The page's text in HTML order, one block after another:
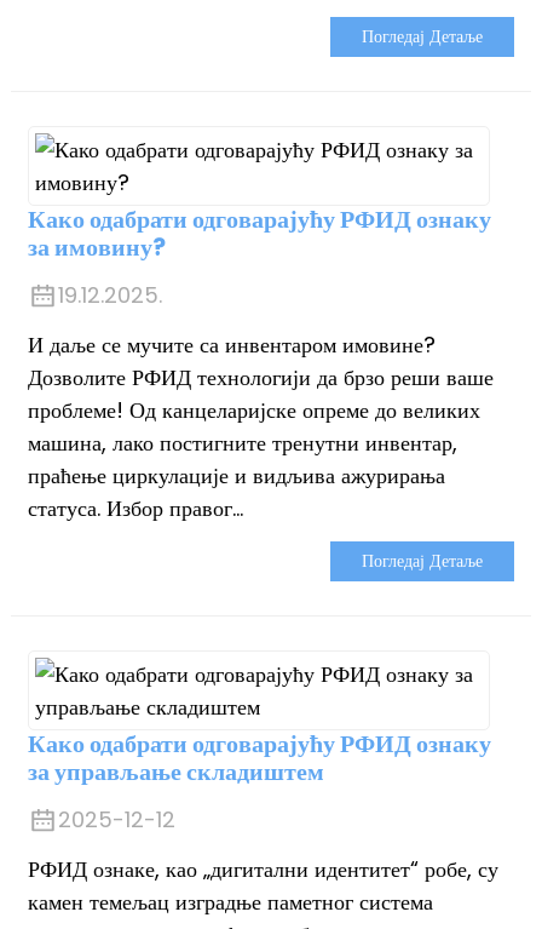
Погледај Детаље
Како одабрати одговарајућу РФИД ознаку
за имовину?
19.12.2025.
И даље се мучите са инвентаром имовине?
Дозволите РФИД технологији да брзо реши ваше
проблеме! Од канцеларијске опреме до великих
машина, лако постигните тренутни инвентар,
праћење циркулације и видљива ажурирања
статуса. Избор правог...
Погледај Детаље
Како одабрати одговарајућу РФИД ознаку
за управљање складиштем
2025-12-12
РФИД ознаке, као „дигитални идентитет“ робе, су
камен темељац изградње паметног система